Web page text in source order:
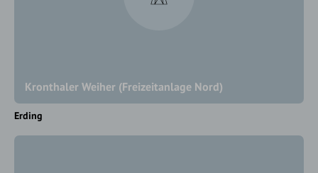
Kronthaler Weiher (Freizeitanlage Nord)
Erding